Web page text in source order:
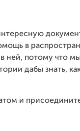
в
ней, потому что
дабы знать,
и